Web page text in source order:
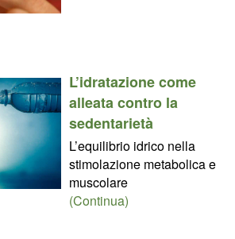
L’idratazione come
alleata contro la
sedentarietà
L’equilibrio idrico nella
stimolazione metabolica e
muscolare
(Continua)